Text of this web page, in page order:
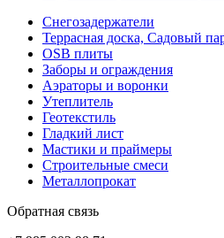
Снегозадержатели
Террасная доска, Садовый
OSB плиты
Заборы и ограждения
Аэраторы и воронки
Утеплитель
Геотекстиль
Гладкий лист
Мастики и праймеры
Строительные смеси
Металлопрокат
Обратная связь